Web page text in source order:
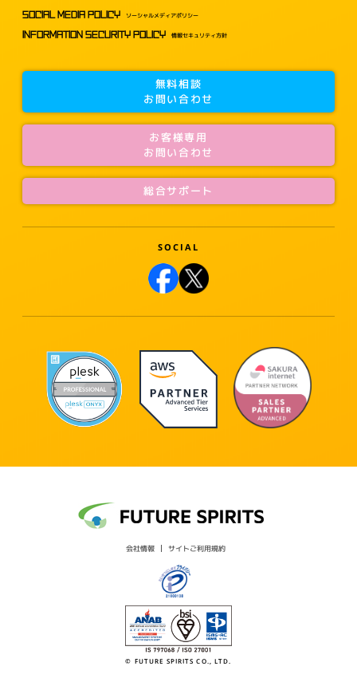
SOCIAL MEDIA POLICY ソーシャルメディアポリシー
INFORMATION SECURITY POLICY 情報セキュリティ方針
無料相談
お問い合わせ
お客様専用
お問い合わせ
総合サポート
会社情報 サイトご利用規約
© FUTURE SPIRITS CO., LTD.